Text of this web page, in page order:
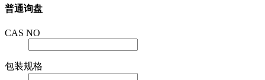
普通询盘
CAS NO
包装规格